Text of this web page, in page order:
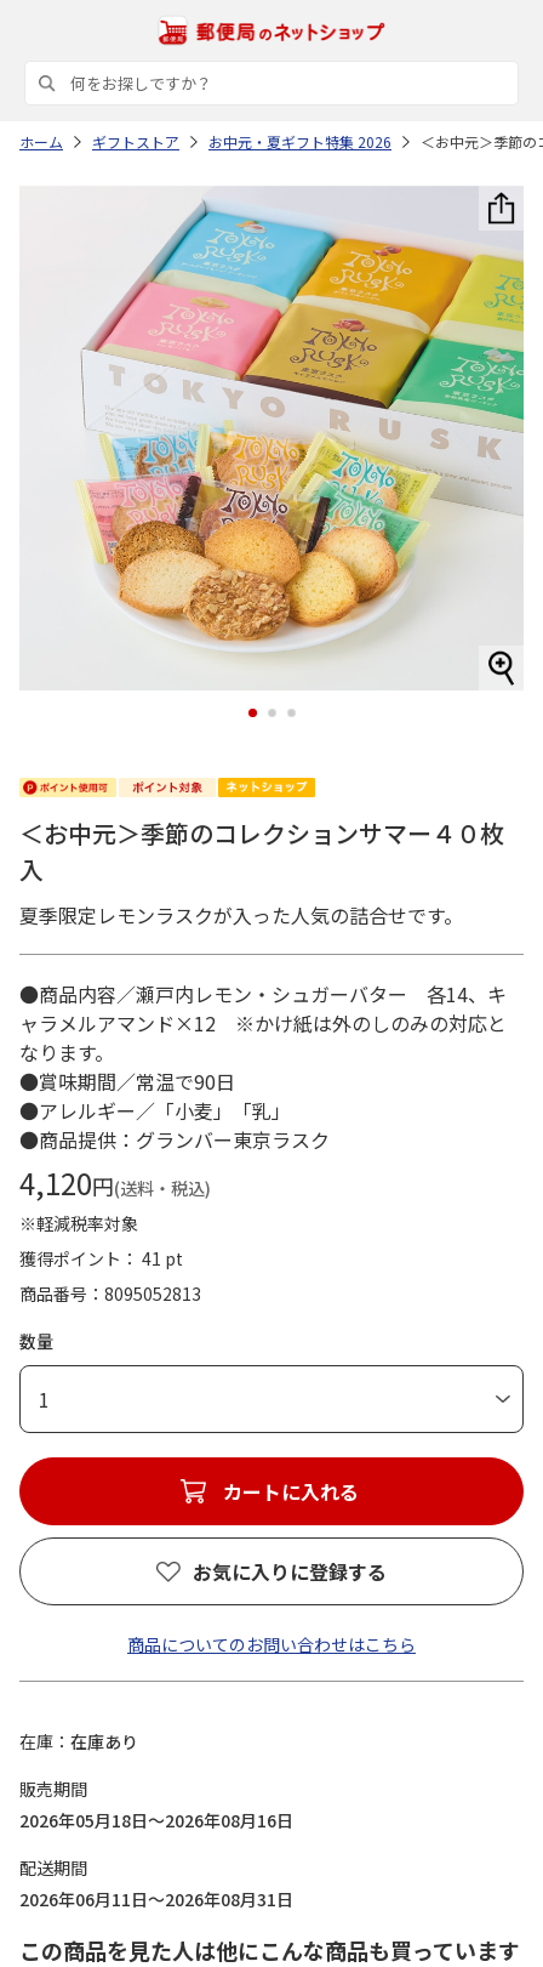
ホーム ギフトストア お中元・夏ギフト特集 2026 ＜お中元＞季節
1 2 3
＜お中元＞季節のコレクションサマー４０枚
入
夏季限定レモンラスクが入った人気の詰合せです。
●商品内容／瀬戸内レモン・シュガーバター 各14、キ
ャラメルアマンド×12 ※かけ紙は外のしのみの対応と
なります。
●賞味期間／常温で90日
●アレルギー／「小麦」「乳」
●商品提供：グランバー東京ラスク
4,120円(送料・税込)
※軽減税率対象
獲得ポイント： 41 pt
商品番号
8095052813
数量
1
カートに入れる
お気に入りに登録する
商品についてのお問い合わせはこちら
在庫
在庫あり
販売期間
2026年05月18日～2026年08月16日
配送期間
2026年06月11日～2026年08月31日
この商品を見た人は他にこんな商品も買っています